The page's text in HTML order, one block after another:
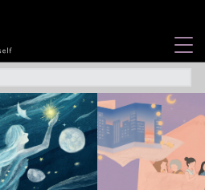
觀點專欄
焦點企劃
社會企業